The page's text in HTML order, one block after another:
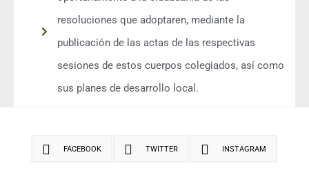
resoluciones que adoptaren, mediante la
publicación de las actas de las respectivas
sesiones de estos cuerpos colegiados, así como
sus planes de desarrollo local.
FACEBOOK TWITTER INSTAGRAM